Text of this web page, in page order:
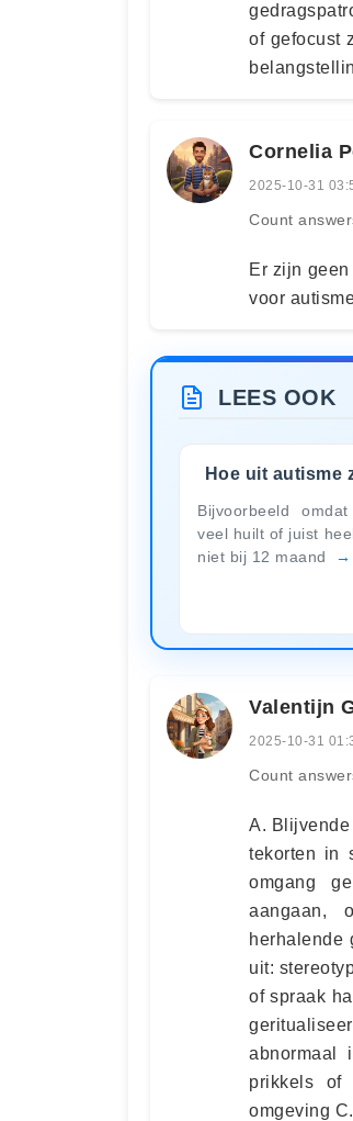
of gefocust
Cornelia
2025-10-31
Count
Er zijn
voor
LEES OOK
Hoe uit autisme
Bijvoorbeeld
veel huilt of juist
niet bij 12 maand
Valentijn
2025-10-31
Count
A.
tekorten in
omgang
aangaan,
herhalende
uit:
of spraak
abnormaal
prikkels of
omgeving